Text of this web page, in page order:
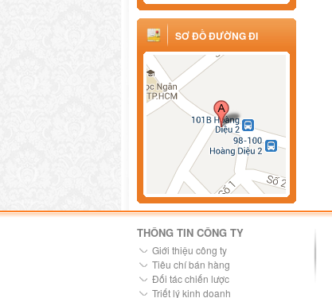
SƠ ĐỒ ĐƯỜNG ĐI
THÔNG TIN CÔNG TY
Giới thiệu công ty
Tiêu chí bán hàng
Đối tác chiến lược
Triết lý kinh doanh